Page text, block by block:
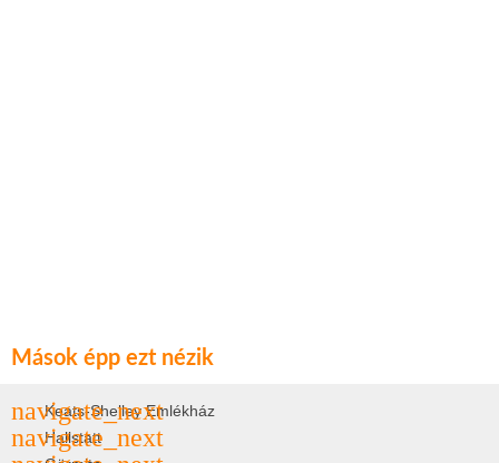
Mások épp ezt nézik
Keats-Shelley Emlékház
Hallstatt